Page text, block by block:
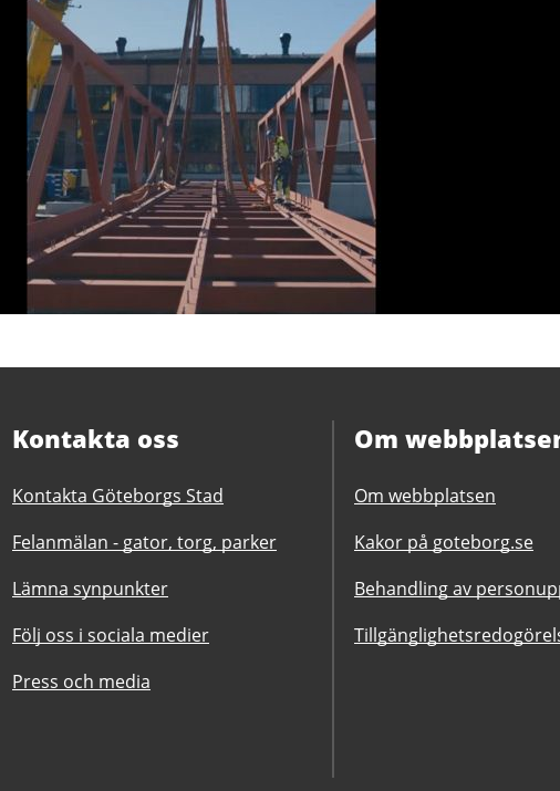
Kontakta oss
Kontakta Göteborgs Stad
Felanmälan - gator, torg, parker
Lämna synpunkter
Följ oss i sociala medier
Press och media
Om
Om webbplatsen
Kakor på goteborg.se
Behandling av